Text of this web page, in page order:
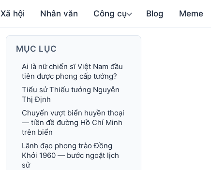
Xã hội Nhân văn Công cụ Blog Meme
MỤC LỤC
Ai là nữ chiến sĩ Việt Nam đầu
tiên được phong cấp tướng?
Tiểu sử Thiếu tướng Nguyễn
Thị Định
Chuyến vượt biển huyền thoại
— tiền đề đường Hồ Chí Minh
trên biển
Lãnh đạo phong trào Đồng
Khởi 1960 — bước ngoặt lịch
sử